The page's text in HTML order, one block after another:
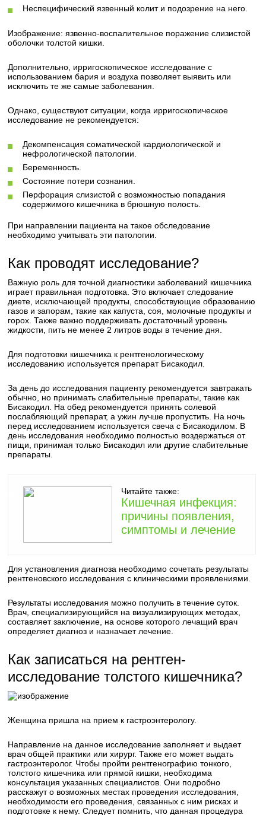
Неспецифический язвенный колит и подозрение на него.
Изображение: язвенно-воспалительное поражение слизистой
оболочки толстой кишки.
Дополнительно, ирригоскопическое исследование с
использованием бария и воздуха позволяет выявить или
исключить те же самые заболевания.
Однако, существуют ситуации, когда ирригоскопическое
исследование не рекомендуется:
Декомпенсация соматической кардиологической и
нефрологической патологии.
Беременность.
Состояние потери сознания.
Перфорация слизистой с возможностью попадания
содержимого кишечника в брюшную полость.
При направлении пациента на такое обследование
необходимо учитывать эти патологии.
Как проводят исследование?
Важную роль для точной диагностики заболеваний кишечника
играет правильная подготовка. Это включает следование
диете, исключающей продукты, способствующие образованию
газов и запорам, такие как капуста, соя, молочные продукты и
горох. Также важно поддерживать достаточный уровень
жидкости, пить не менее 2 литров воды в течение дня.
Для подготовки кишечника к рентгенологическому
исследованию используется препарат Бисакодил.
За день до исследования пациенту рекомендуется завтракать
обычно, но принимать слабительные препараты, такие как
Бисакодил. На обед рекомендуется принять солевой
послабляющий препарат, а ужин лучше пропустить. На ночь
перед исследованием используется свеча с Бисакодилом. В
день исследования необходимо полностью воздержаться от
пищи, принимая только Бисакодил или другие слабительные
препараты.
Читайте также:
Кишечная инфекция:
причины появления,
симптомы и лечение
Для установления диагноза необходимо сочетать результаты
рентгеновского исследования с клиническими проявлениями.
Результаты исследования можно получить в течение суток.
Врач, специализирующийся на визуализирующих методах,
составляет заключение, на основе которого лечащий врач
определяет диагноз и назначает лечение.
Как записаться на рентген-
исследование толстого кишечника?
Женщина пришла на прием к гастроэнтерологу.
Направление на данное исследование заполняет и выдает
врач общей практики или хирург. Также его может выдать
гастроэнтеролог. Чтобы пройти рентгенографию тонкого,
толстого кишечника или прямой кишки, необходима
консультация указанных специалистов. Они подробно
расскажут о возможных местах проведения исследования,
необходимости его проведения, связанных с ним рисках и
подготовке к нему. Следует помнить, что данная процедура